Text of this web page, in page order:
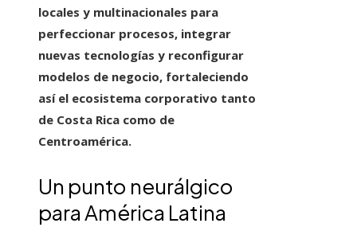
locales y multinacionales para
perfeccionar procesos, integrar
nuevas tecnologías y reconfigurar
modelos de negocio, fortaleciendo
así el ecosistema corporativo tanto
de Costa Rica como de
Centroamérica.
Un punto neurálgico
para América Latina